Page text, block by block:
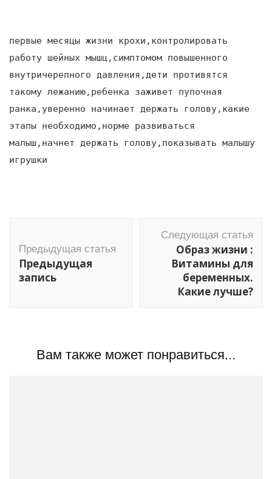
первые месяцы жизни крохи,контролировать
работу шейных мышц,симптомом повышенного
внутричерепного давления,дети противятся
такому лежанию,ребенка заживет пупочная
ранка,уверенно начинает держать голову,какие
этапы необходимо,норме развиваться
малыш,начнет держать голову,показывать малышу
игрушки
по
записям
Предыдущая статья
Предыдущая
запись
Следующая статья
Образ жизни :
Витамины для
беременных.
Какие лучше?
Вам также может понравиться...